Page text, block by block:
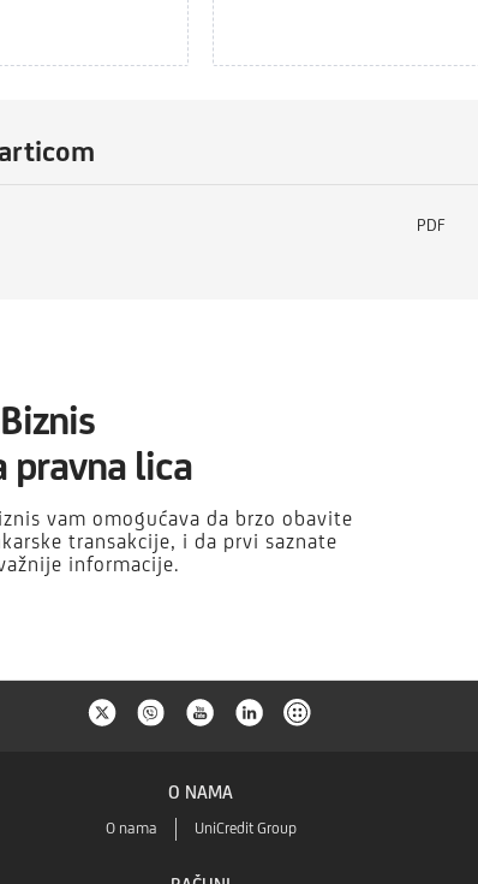
PDF
pravna lica
vam omogućava da brzo obavite
transakcije, i da prvi saznate
informacije.
O NAMA
O nama UniCredit Group